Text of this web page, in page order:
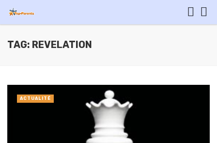
TAG: REVELATION
ACTUALITÉ